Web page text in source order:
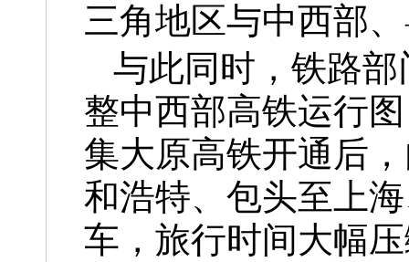
三角地区与中西部
与此同时，铁路
整中西部高铁运行
集大原高铁开通后
和浩特、包头至上
车，旅行时间大幅